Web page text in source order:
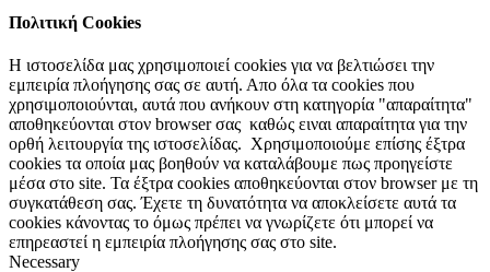
Πολιτική Cookies
Η ιστοσελίδα μας χρησιμοποιεί cookies για να βελτιώσει την
εμπειρία πλοήγησης σας σε αυτή. Απο όλα τα cookies που
χρησιμοποιούνται, αυτά που ανήκουν στη κατηγορία "απαραίτητα"
αποθηκεύονται στον browser σας καθώς ειναι απαραίτητα για την
ορθή λειτουργία της ιστοσελίδας. Χρησιμοποιούμε επίσης έξτρα
cookies τα οποία μας βοηθούν να καταλάβουμε πως προηγείστε
μέσα στο site. Τα έξτρα cookies αποθηκεύονται στον browser με τη
συγκατάθεση σας. Έχετε τη δυνατότητα να αποκλείσετε αυτά τα
cookies κάνοντας το όμως πρέπει να γνωρίζετε ότι μπορεί να
επηρεαστεί η εμπειρία πλοήγησης σας στο site.
Necessary